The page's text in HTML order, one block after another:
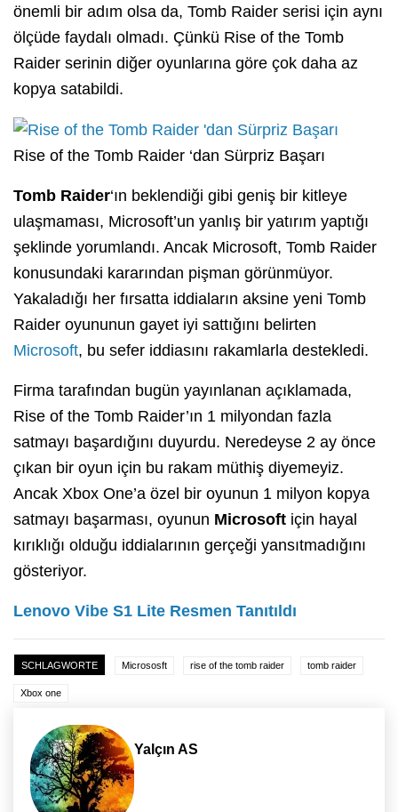
önemli bir adım olsa da, Tomb Raider serisi için aynı
ölçüde faydalı olmadı. Çünkü Rise of the Tomb
Raider serinin diğer oyunlarına göre çok daha az
kopya satabildi.
Rise of the Tomb Raider ‘dan Sürpriz Başarı
Tomb Raider‘ın beklendiği gibi geniş bir kitleye
ulaşmaması, Microsoft’un yanlış bir yatırım yaptığı
şeklinde yorumlandı. Ancak Microsoft, Tomb Raider
konusundaki kararından pişman görünmüyor.
Yakaladığı her fırsatta iddiaların aksine yeni Tomb
Raider oyununun gayet iyi sattığını belirten
Microsoft, bu sefer iddiasını rakamlarla destekledi.
Firma tarafından bugün yayınlanan açıklamada,
Rise of the Tomb Raider’ın 1 milyondan fazla
satmayı başardığını duyurdu. Neredeyse 2 ay önce
çıkan bir oyun için bu rakam müthiş diyemeyiz.
Ancak Xbox One’a özel bir oyunun 1 milyon kopya
satmayı başarması, oyunun Microsoft için hayal
kırıklığı olduğu iddialarının gerçeği yansıtmadığını
gösteriyor.
Lenovo Vibe S1 Lite Resmen Tanıtıldı
SCHLAGWORTE Micrososft rise of the tomb raider tomb raider
Xbox one
Yalçın AS